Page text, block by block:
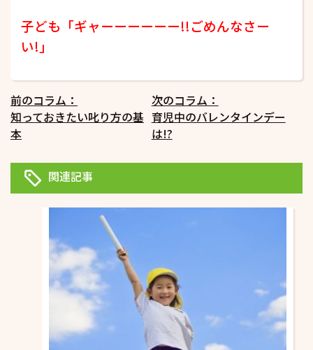
子ども「ギャーーーーーー!!ごめんなさー
い!」
投
稿
ナ
ビ
ゲ
前のコラム：
知っておきたい叱り方の基
本
次のコラム：
育児中のバレンタインデー
は!?
関連記事